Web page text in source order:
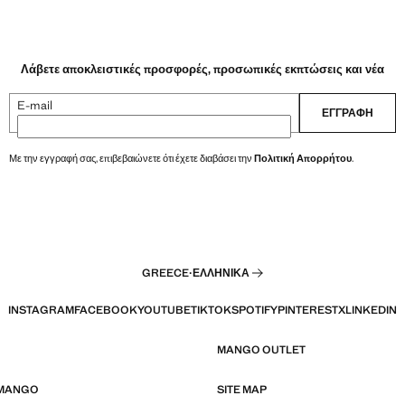
Λάβετε αποκλειστικές προσφορές, προσωπικές εκπτώσεις και νέα
E-mail ΕΓΓΡΑΦΉ
Με την εγγραφή σας, επιβεβαιώνετε ότι έχετε διαβάσει την Πολιτική Απορρήτου.
GREECE·ΕΛΛΗΝΙΚΆ
INSTAGRAMFACEBOOKYOUTUBETIKTOKSPOTIFYPINTERESTXLINKEDIN
MANGO OUTLET
SITE MAP